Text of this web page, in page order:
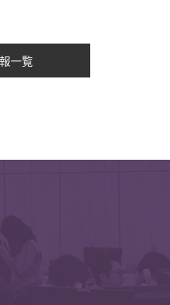
一覧